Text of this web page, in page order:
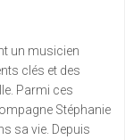
un musicien
clés et des
Parmi ces
Stéphanie
sa vie. Depuis